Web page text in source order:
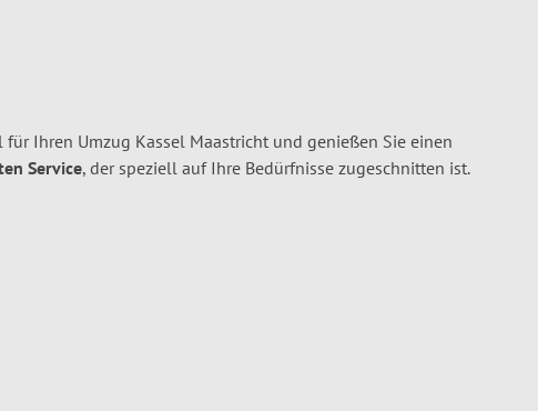
für Ihren Umzug Kassel Maastricht und genießen Sie einen
Service, der speziell auf Ihre Bedürfnisse zugeschnitten ist.